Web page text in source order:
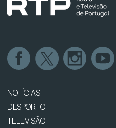
NOTÍCIAS
DESPORTO
TELEVISÃO